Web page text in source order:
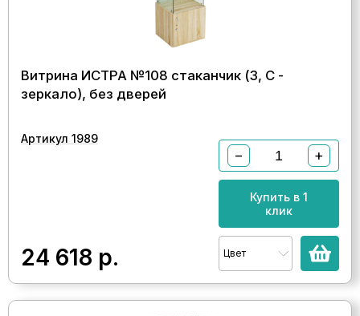
Витрина ИСТРА №108 стаканчик (З, С -
зеркало), без дверей
Артикул 1989
24 618 р.
− +
Купить в 1
клик
Цвет